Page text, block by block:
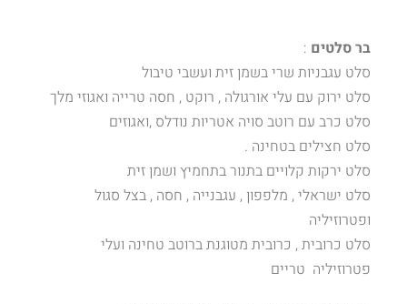
בר סלטים :
סלט עגבניות שרי בשמן זית ועשבי טיבול
סלט ירוק עם עלי אורגולה , רוקט , חסה טרייה ואגוזי מלך
סלט כרב עם רוטב סויה אטריות נודלס ,ואגוזים
סלט חצילים בטחינה .
סלט ירקות קלויים בתנור בתחמיץ ושמן זית
סלט ישראלי , מלפפון , עגבנייה , חסה , בצל סגול
ופטרוזיליה
סלט כרובית , כרובית מטוגנת ברוטב טחינה ועלי
פטרוזיליה טריים